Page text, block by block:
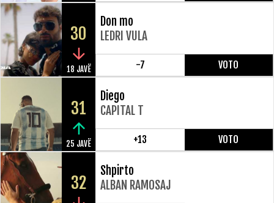
30
18 JAVË
Don mo
LEDRI VULA
-7 VOTO
31
25 JAVË
Diego
CAPITAL T
+13 VOTO
32
Shpirto
ALBAN RAMOSAJ